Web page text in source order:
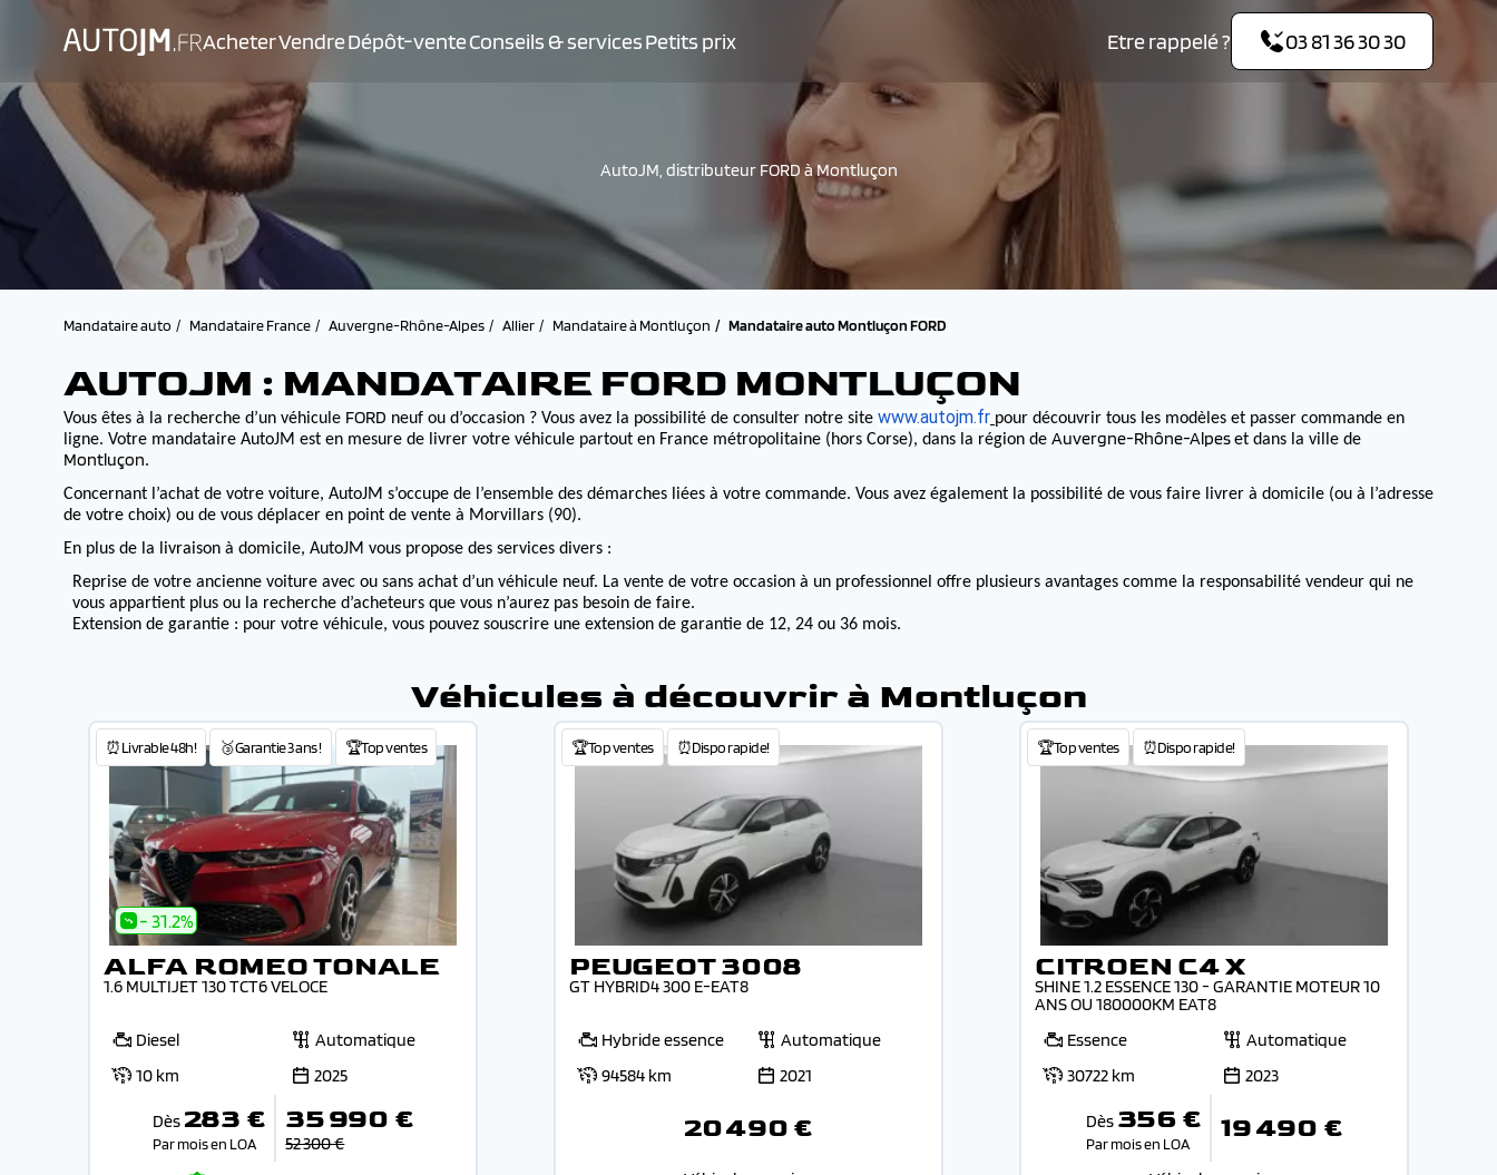
AcheterVendreDépôt-venteConseils & servicesPetits prix Etre rappelé ? 03 81 36 30 30
AutoJM, distributeur FORD à Montluçon
Mandataire auto Mandataire France Auvergne-Rhône-Alpes Allier Mandataire à Montluçon Mandataire auto Montluçon FORD
AUTOJM : MANDATAIRE FORD MONTLUÇON
Vous êtes à la recherche d’un véhicule FORD neuf ou d’occasion ? Vous avez la possibilité de consulter notre site www.autojm.fr pour découvrir tous les modèles et passer commande en
ligne. Votre mandataire AutoJM est en mesure de livrer votre véhicule partout en France métropolitaine (hors Corse), dans la région de Auvergne-Rhône-Alpeset dans la ville de
Montluçon.
Concernant l’achat de votre voiture, AutoJM s’occupe de l’ensemble des démarches liées à votre commande. Vous avez également la possibilité de vous faire livrer à domicile (ou à l’adresse
de votre choix) ou de vous déplacer en point de vente à Morvillars (90).
En plus de la livraison à domicile, AutoJM vous propose des services divers :
Reprise de votre ancienne voiture avec ou sans achat d’un véhicule neuf. La vente de votre occasion à un professionnel offre plusieurs avantages comme la responsabilité vendeur qui ne
vous appartient plus ou la recherche d’acheteurs que vous n’aurez pas besoin de faire.
Extension de garantie : pour votre véhicule, vous pouvez souscrire une extension de garantie de 12, 24 ou 36 mois.
Véhicules à découvrir à Montluçon
⏰Livrable 48h! 🥉Garantie 3 ans ! 🏆Top ventes
- 31.2%
ALFA ROMEO TONALE
1.6 MULTIJET 130 TCT6 VELOCE
Diesel
Automatique
10 km
2025
Dès 283 €
Par mois en LOA
35 990 €
52 300 €
🏆Top ventes ⏰Dispo rapide!
PEUGEOT 3008
GT HYBRID4 300 E-EAT8
Hybride essence
Automatique
94584 km
2021
20 490 €
🏆Top ventes ⏰Dispo rapide!
CITROEN C4 X
SHINE 1.2 ESSENCE 130 - GARANTIE MOTEUR 10
ANS OU 180000KM EAT8
Essence
Automatique
30722 km
2023
Dès 356 €
Par mois en LOA 19 490 €